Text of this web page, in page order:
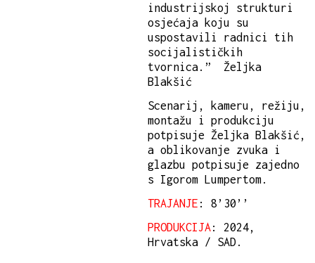
industrijskoj strukturi
osjećaja koju su
uspostavili radnici tih
socijalističkih
tvornica.” Željka
Blakšić
Scenarij, kameru, režiju,
montažu i produkciju
potpisuje Željka Blakšić,
a oblikovanje zvuka i
glazbu potpisuje zajedno
s Igorom Lumpertom.
TRAJANJE : 8’30’’
PRODUKCIJA: 2024,
Hrvatska / SAD.